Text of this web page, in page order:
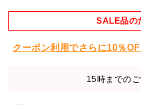
SALE品の
クーポン利用でさらに10％
15時までの